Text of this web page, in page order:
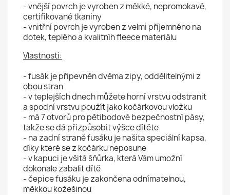
- vnější povrch je vyroben z měkké, nepromokavé,
certifikované tkaniny
- vnitřní povrch je vyroben z velmi příjemného na
dotek, teplého a kvalitníh fleece materiálu
Vlastnosti:
- fusák je připevněn dvěma zipy, oddělitelnými z
obou stran
- v teplejších dnech můžete horní vrstvu odstranit
a spodní vrstvu použít jako kočárkovou vložku
- má 7 otvorů pro pětibodové bezpečnostní pásy,
takže se dá přizpůsobit výšce dítěte
- na zadní straně fusáku je našita speciální kapsa,
díky které se z kočárku neposune
- v kapuci je všitá šňůrka, která Vám umožní
dokonale zabalit dítě
- čepice fusáku je zakončena odnímatelnou,
měkkou kožešinou